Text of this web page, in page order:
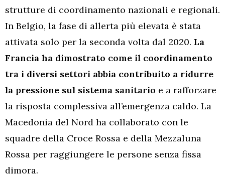
strutture di coordinamento nazionali e regionali.
In Belgio, la fase di allerta più elevata è stata
attivata solo per la seconda volta dal 2020. La
Francia ha dimostrato come il coordinamento
tra i diversi settori abbia contribuito a ridurre
la pressione sul sistema sanitario e a rafforzare
la risposta complessiva all’emergenza caldo. La
Macedonia del Nord ha collaborato con le
squadre della Croce Rossa e della Mezzaluna
Rossa per raggiungere le persone senza fissa
dimora.